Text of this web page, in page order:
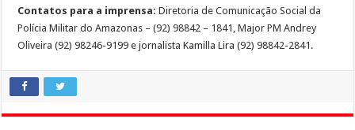
Contatos para a imprensa: Diretoria de Comunicação Social da
Polícia Militar do Amazonas – (92) 98842 – 1841, Major PM Andrey
Oliveira (92) 98246-9199 e jornalista Kamilla Lira (92) 98842-2841.